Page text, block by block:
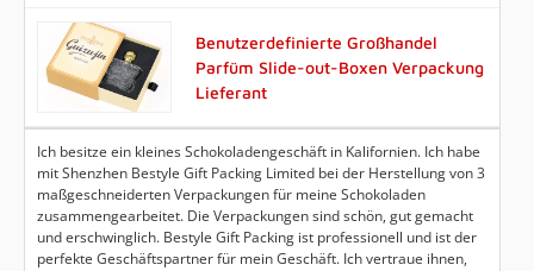
Benutzerdefinierte Großhandel
Parfüm Slide-out-Boxen Verpackung
Lieferant
Ich besitze ein kleines Schokoladengeschäft in Kalifornien. Ich habe
mit Shenzhen Bestyle Gift Packing Limited bei der Herstellung von 3
maßgeschneiderten Verpackungen für meine Schokoladen
zusammengearbeitet. Die Verpackungen sind schön, gut gemacht
und erschwinglich. Bestyle Gift Packing ist professionell und ist der
perfekte Geschäftspartner für mein Geschäft. Ich vertraue ihnen,
wettbewerbsfähigen
Faltschachtellösungen zu
versorgen.